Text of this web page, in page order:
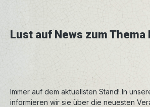
Lust auf News zum Thema
Immer auf dem aktuellsten Stand! In
informieren wir sie über die neuesten